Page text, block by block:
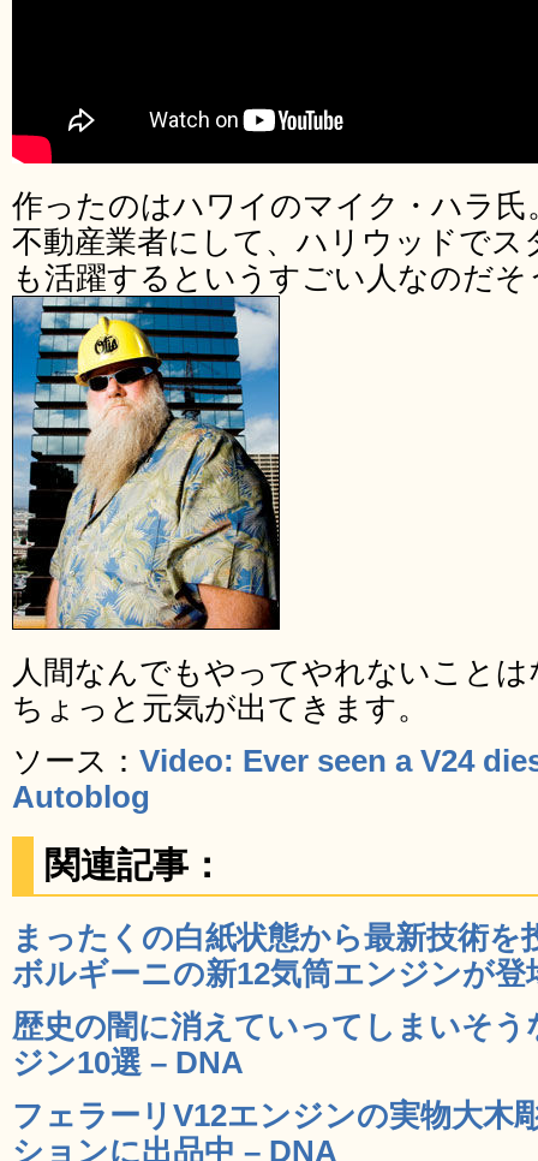
作ったのはハワイのマイク・ハラ
不動産業者にして、ハリウッドで
も活躍するというすごい人なのだそ
人間なんでもやってやれないこと
ちょっと元気が出てきます。
ソース： Video: Ever seen a V24
Autoblog
関連記事：
まったくの白紙状態から最新技術
ボルギーニの新12気筒エンジンが登
歴史の闇に消えていってしまいそ
ジン10選 – DNA
フェラーリV12エンジンの実物大木
ションに出品中 – DNA